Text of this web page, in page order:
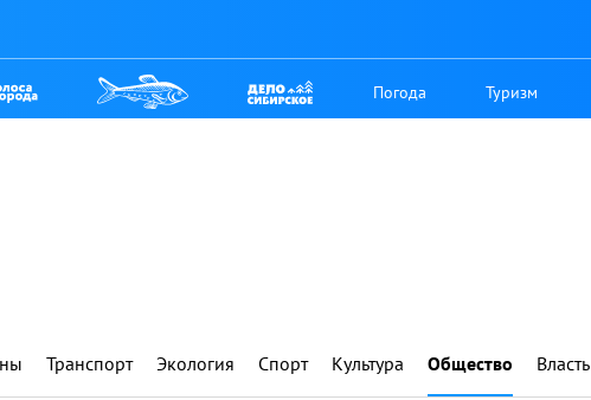
Погода Туризм
Транспорт Экология Спорт Культура Общество Власть